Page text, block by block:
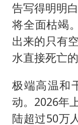
告写得明明
将全面枯竭
出来的只有
水直接死亡
极端高温和
动。2026年
陆超过50万